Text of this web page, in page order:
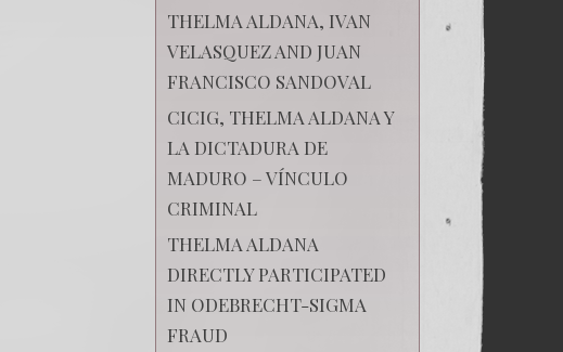
THELMA ALDANA, IVAN
VELASQUEZ AND JUAN
FRANCISCO SANDOVAL
CICIG, THELMA ALDANA Y
LA DICTADURA DE
MADURO – VÍNCULO
CRIMINAL
THELMA ALDANA
DIRECTLY PARTICIPATED
IN ODEBRECHT-SIGMA
FRAUD